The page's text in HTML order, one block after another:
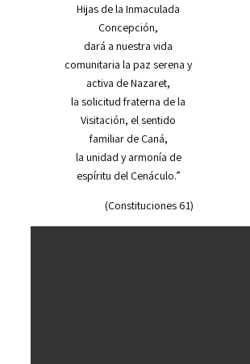
Hijas de la Inmaculada
Concepción,
dará a nuestra vida
comunitaria la paz serena y
activa de Nazaret,
la solicitud fraterna de la
Visitación, el sentido
familiar de Caná,
la unidad y armonía de
espíritu del Cenáculo.”
(Constituciones 61)